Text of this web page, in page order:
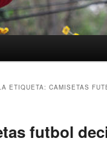
ETIQUETA: CAMISETAS
futbol